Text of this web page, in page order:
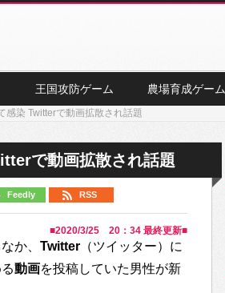
王国攻防ゲーム 農場育成ゲーム
感染 Twitterで動画拡散され話題
で動画拡散され話題
Feedly RSS
■2020/3/25 20：34 最終更新■
か、 Twitter （ツイッター）に
動画を投稿していた男性が新